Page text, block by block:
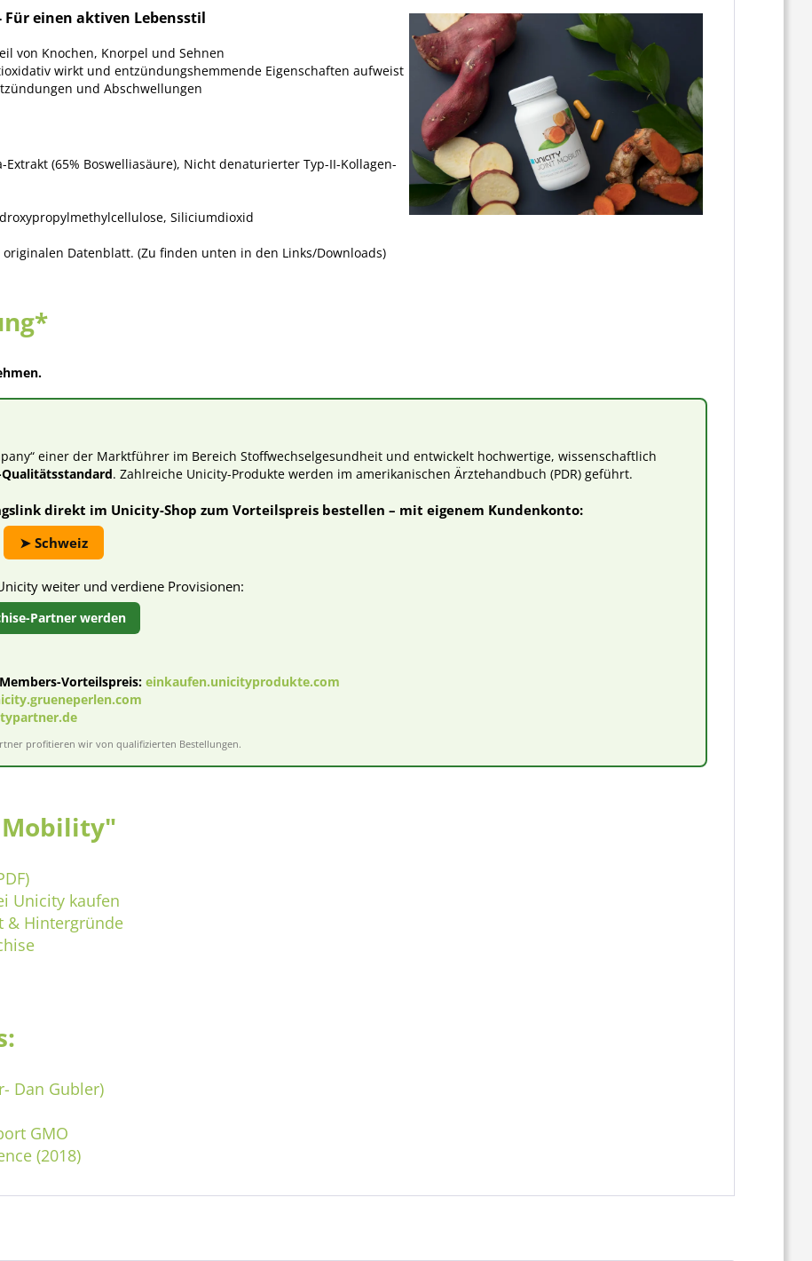
Für einen aktiven Lebensstil
von Knochen, Knorpel und Sehnen
wirkt und entzündungshemmende Eigenschaften aufweist
und Abschwellungen
(65% Boswelliasäure), Nicht denaturierter Typ-II-Kollagen-
Siliciumdioxid
Datenblatt. (Zu finden unten in den Links/Downloads)
einer der Marktführer im Bereich Stoffwechselgesundheit und entwickelt hochwertige, wissenschaftlich
Qualitätsstandard. Zahlreiche Unicity-Produkte werden im amerikanischen Ärztehandbuch (PDR) geführt.
direkt im Unicity-Shop zum Vorteilspreis bestellen – mit eigenem Kundenkonto:
➤ Schweiz
weiter und verdiene Provisionen:
Partner werden
Vorteilspreis: einkaufen.unicityprodukte.com
profitieren wir von qualifizierten Bestellungen.
Mobility"
Unicity kaufen
& Hintergründe
Dan Gubler)
GMO
(2018)